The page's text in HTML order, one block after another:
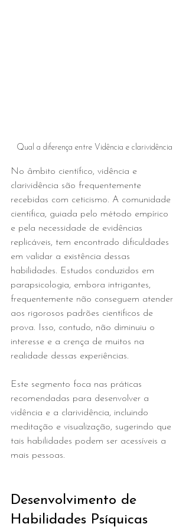
Qual a diferença entre Vidência e clarividência
No âmbito científico, vidência e
clarividência são frequentemente
recebidas com ceticismo. A comunidade
científica, guiada pelo método empírico
e pela necessidade de evidências
replicáveis, tem encontrado dificuldades
em validar a existência dessas
habilidades. Estudos conduzidos em
parapsicologia, embora intrigantes,
frequentemente não conseguem atender
aos rigorosos padrões científicos de
prova. Isso, contudo, não diminuiu o
interesse e a crença de muitos na
realidade dessas experiências.
Este segmento foca nas práticas
recomendadas para desenvolver a
vidência e a clarividência, incluindo
meditação e visualização, sugerindo que
tais habilidades podem ser acessíveis a
mais pessoas.
Desenvolvimento de
Habilidades Psíquicas